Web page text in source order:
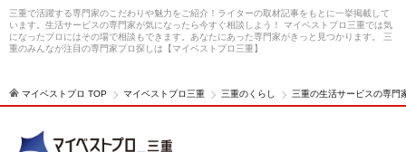
三重で活躍する専門家のこだわりや魅力をご紹介！ライターの取材記事をもとに一挙掲載して
います。生活サービスの専門家が気になったら今すぐ相談しよう！ マイベストプロ三重では気
になったプロにはその場で相談もできます。あなたにあった専門家がきっと見つかります。 三
重のみんなが注目の専門家プロ探しは【マイベストプロ三重】
マイベストプロ TOP マイベストプロ三重 三重のくらし 三重の生活サービスの専門